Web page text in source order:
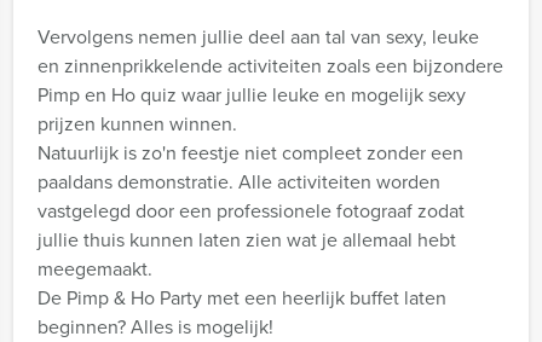
Vervolgens nemen jullie deel aan tal van sexy, leuke
en zinnenprikkelende activiteiten zoals een bijzondere
Pimp en Ho quiz waar jullie leuke en mogelijk sexy
prijzen kunnen winnen.
Natuurlijk is zo'n feestje niet compleet zonder een
paaldans demonstratie. Alle activiteiten worden
vastgelegd door een professionele fotograaf zodat
jullie thuis kunnen laten zien wat je allemaal hebt
meegemaakt.
De Pimp & Ho Party met een heerlijk buffet laten
beginnen? Alles is mogelijk!